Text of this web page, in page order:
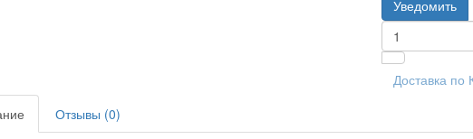
Уведомить
Доставка по
Отзывы (0)